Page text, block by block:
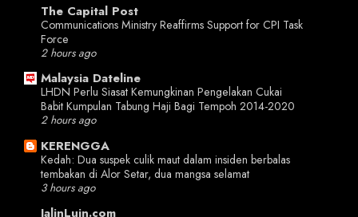
The Capital Post
Communications Ministry Reaffirms Support for CPI Task
Force
2 hours ago
Malaysia Dateline
LHDN Perlu Siasat Kemungkinan Pengelakan Cukai
Babit Kumpulan Tabung Haji Bagi Tempoh 2014-2020
2 hours ago
KERENGGA
Kedah: Dua suspek culik maut dalam insiden berbalas
tembakan di Alor Setar, dua mangsa selamat
3 hours ago
JalinLuin.com